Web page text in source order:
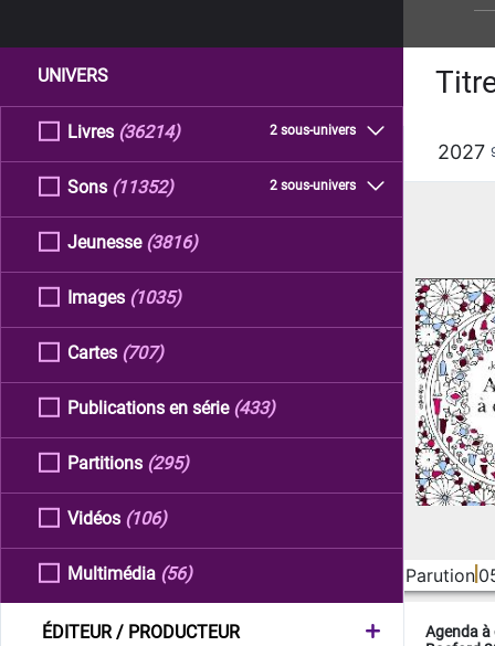
UNIVERS
Livres 2 sous-univers
(36214)
Sons 2 sous-univers
(11352)
Jeunesse (3816)
Images (1035)
Cartes (707)
Publications en série (433)
Partitions (295)
Vidéos (106)
Multimédia (56)
ÉDITEUR / PRODUCTEUR
2027
Parution
Agenda